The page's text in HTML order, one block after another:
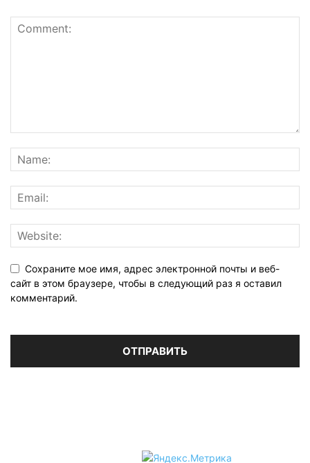
Сохраните мое имя, адрес электронной почты и веб-
сайт в этом браузере, чтобы в следующий раз я оставил
комментарий.